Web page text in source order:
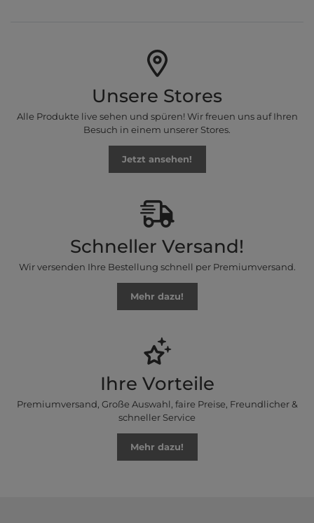
Unsere Stores
Alle Produkte live sehen und spüren! Wir freuen uns auf Ihren
Besuch in einem unserer Stores.
Jetzt ansehen!
Schneller Versand!
Wir versenden Ihre Bestellung schnell per Premiumversand.
Mehr dazu!
Ihre Vorteile
Premiumversand, Große Auswahl, faire Preise, Freundlicher &
schneller Service
Mehr dazu!